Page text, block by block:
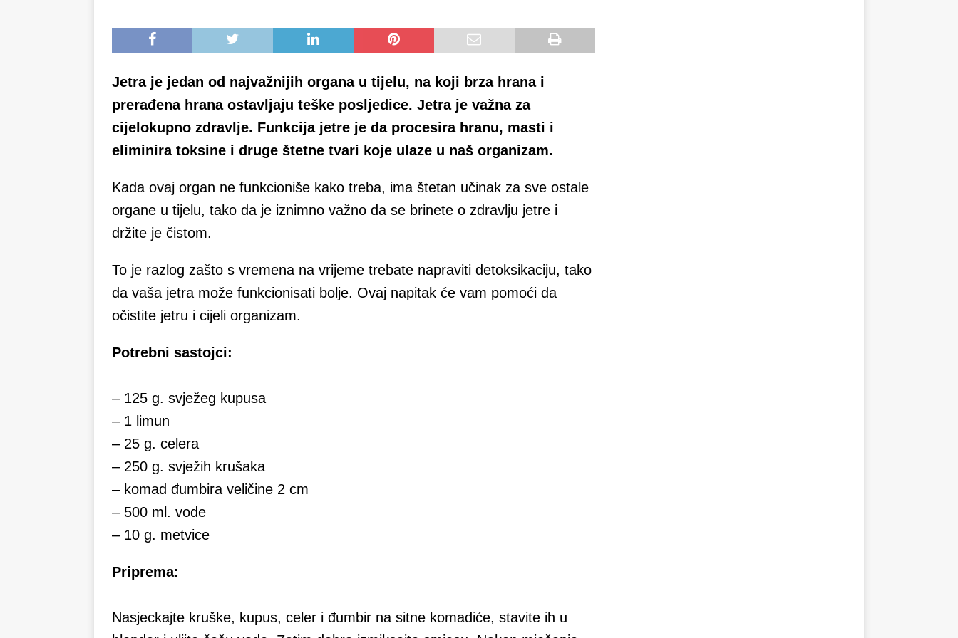
Jetra je jedan od najvažnijih organa u tijelu, na koji brza hrana i
prerađena hrana ostavljaju teške posljedice. Jetra je važna za
cijelokupno zdravlje. Funkcija jetre je da procesira hranu, masti i
eliminira toksine i druge štetne tvari koje ulaze u naš organizam.
Kada ovaj organ ne funkcioniše kako treba, ima štetan učinak za sve ostale
organe u tijelu, tako da je iznimno važno da se brinete o zdravlju jetre i
držite je čistom.
To je razlog zašto s vremena na vrijeme trebate napraviti detoksikaciju, tako
da vaša jetra može funkcionisati bolje. Ovaj napitak će vam pomoći da
očistite jetru i cijeli organizam.
Potrebni sastojci:
– 125 g. svježeg kupusa
– 1 limun
– 25 g. celera
– 250 g. svježih krušaka
– komad đumbira veličine 2 cm
– 500 ml. vode
– 10 g. metvice
Priprema:
Nasjeckajte kruške, kupus, celer i đumbir na sitne komadiće, stavite ih u